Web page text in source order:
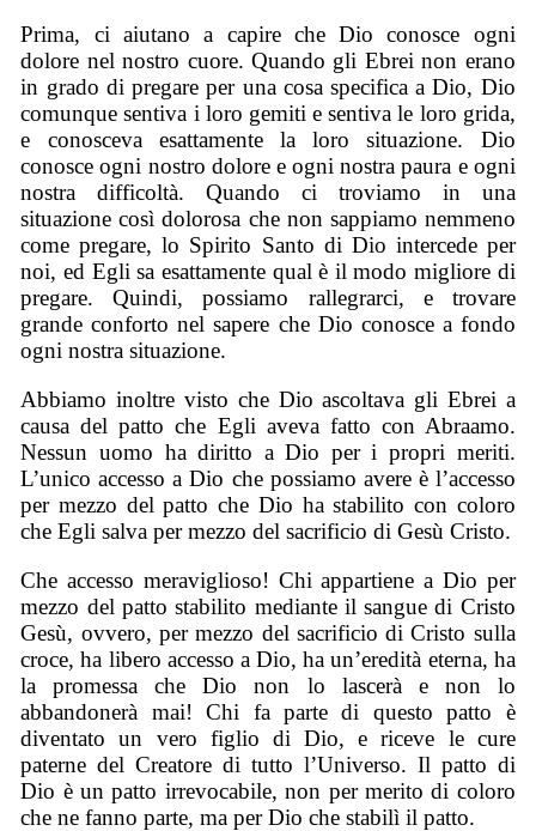
Prima, ci aiutano a capire che Dio conosce ogni
dolore nel nostro cuore. Quando gli Ebrei non erano
in grado di pregare per una cosa specifica a Dio, Dio
comunque sentiva i loro gemiti e sentiva le loro grida,
e conosceva esattamente la loro situazione. Dio
conosce ogni nostro dolore e ogni nostra paura e ogni
nostra difficoltà. Quando ci troviamo in una
situazione così dolorosa che non sappiamo nemmeno
come pregare, lo Spirito Santo di Dio intercede per
noi, ed Egli sa esattamente qual è il modo migliore di
pregare. Quindi, possiamo rallegrarci, e trovare
grande conforto nel sapere che Dio conosce a fondo
ogni nostra situazione.
Abbiamo inoltre visto che Dio ascoltava gli Ebrei a
causa del patto che Egli aveva fatto con Abraamo.
Nessun uomo ha diritto a Dio per i propri meriti.
L’unico accesso a Dio che possiamo avere è l’accesso
per mezzo del patto che Dio ha stabilito con coloro
che Egli salva per mezzo del sacrificio di Gesù Cristo.
Che accesso meraviglioso! Chi appartiene a Dio per
mezzo del patto stabilito mediante il sangue di Cristo
Gesù, ovvero, per mezzo del sacrificio di Cristo sulla
croce, ha libero accesso a Dio, ha un’eredità eterna, ha
la promessa che Dio non lo lascerà e non lo
abbandonerà mai! Chi fa parte di questo patto è
diventato un vero figlio di Dio, e riceve le cure
paterne del Creatore di tutto l’Universo. Il patto di
Dio è un patto irrevocabile, non per merito di coloro
che ne fanno parte, ma per Dio che stabilì il patto.